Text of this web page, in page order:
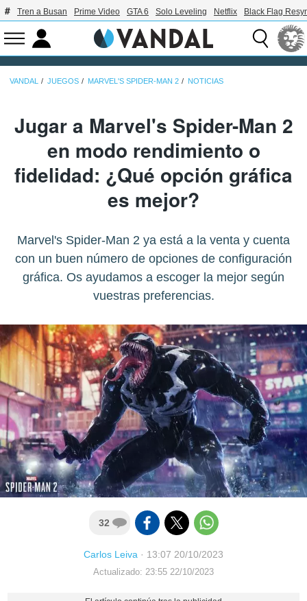
Tren a Busan Prime Video GTA 6 Solo Leveling Netflix Black Flag
VANDAL JUEGOS MARVEL'S SPIDER-MAN 2 NOTICIAS
Jugar a Marvel's Spider-Man 2
en modo rendimiento o
fidelidad: ¿Qué opción gráfica
es mejor?
Marvel's Spider-Man 2 ya está a la venta y cuenta
con un buen número de opciones de configuración
gráfica. Os ayudamos a escoger la mejor según
vuestras preferencias.
32
Carlos Leiva · 13:07 20/10/2023
Actualizado: 23:55 22/10/2023